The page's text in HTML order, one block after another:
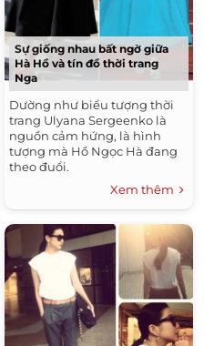
Sự giống nhau bất ngờ giữa
Hà Hồ và tín đồ thời trang
Nga
Dường như biểu tượng thời
trang Ulyana Sergeenko là
nguồn cảm hứng, là hình
tượng mà Hồ Ngọc Hà đang
theo đuổi.
Xem thêm